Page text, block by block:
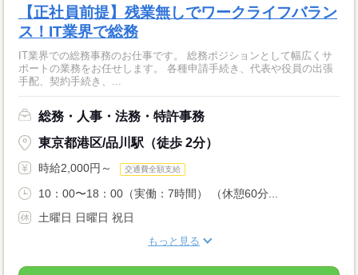
【正社員前提】残業無しでワークライフバラン
ス！IT業界で総務
IT業界での総務事務のお仕事です。 総務ポジションとして幅広くサ
ポートの業務をお任せします。 各種申請手続き、代表や役員の出張
手配、契約手続き、...
総務・人事・法務・特許事務
東京都港区/品川駅（徒歩 2分）
時給2,000円～ 交通費全額支給
10：00〜18：00（実働：7時間） （休憩60分...
土曜日 日曜日 祝日
もっと見る